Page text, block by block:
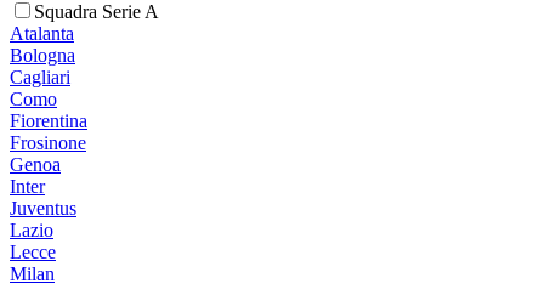
Squadra Serie A
Atalanta
Bologna
Cagliari
Como
Fiorentina
Frosinone
Genoa
Inter
Juventus
Lazio
Lecce
Milan